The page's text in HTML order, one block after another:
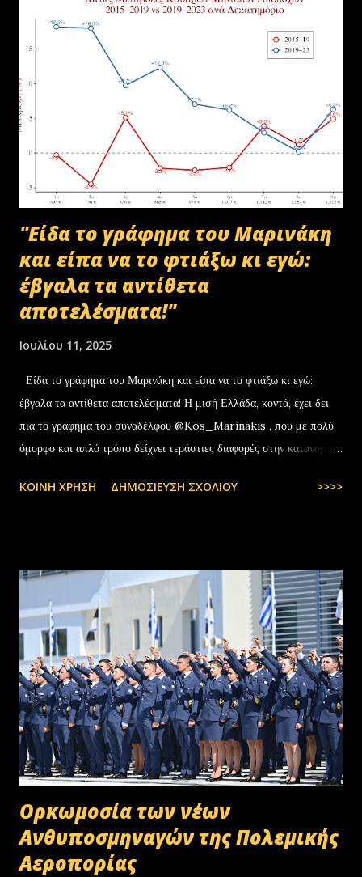
"Είδα το γράφημα του Μαρινάκη
και είπα να το φτιάξω κι εγώ:
έβγαλα τα αντίθετα
αποτελέσματα!"
Ιουλίου 11, 2025
Είδα το γράφημα του Μαρινάκη και είπα να το φτιάξω κι εγώ:
έβγαλα τα αντίθετα αποτελέσματα! Η μισή Ελλάδα, κοντά, έχει δει
πια το γράφημα του συναδέλφου @Kos_Marinakis , που με πολύ
όμορφο και απλό τρόπο δείχνει τεράστιες διαφορές στην κατανομή
— Stefanos Tyros (@StefanosTyros) July 11, 2025
ΚΟΙΝΉ ΧΡΉΣΗ ΔΗΜΟΣΊΕΥΣΗ ΣΧΟΛΊΟΥ >>>>
Oρκωμοσία των νέων
Ανθυποσμηναγών της Πολεμικής
Αεροπορίας